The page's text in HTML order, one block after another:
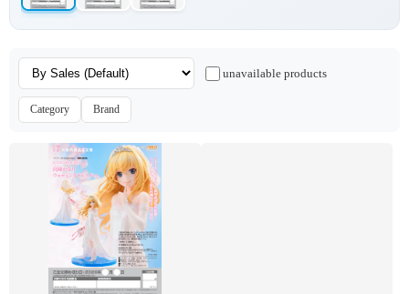
unavailable products
Category Brand